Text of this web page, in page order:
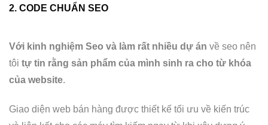
2. CODE CHUẨN SEO
Với kinh nghiệm Seo và làm rất nhiều dự án về seo nên
tôi tự tin rằng sản phẩm của mình sinh ra cho từ khóa
của website.
Giao diện web bán hàng được thiết kế tối ưu về kiến trúc